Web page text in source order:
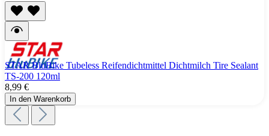
STAR BluBike Tubeless Reifendichtmittel Dichtmilch Tire Sealant
TS-200 120ml
8,99 €
In den Warenkorb